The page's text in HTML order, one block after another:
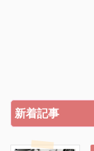
新着記事